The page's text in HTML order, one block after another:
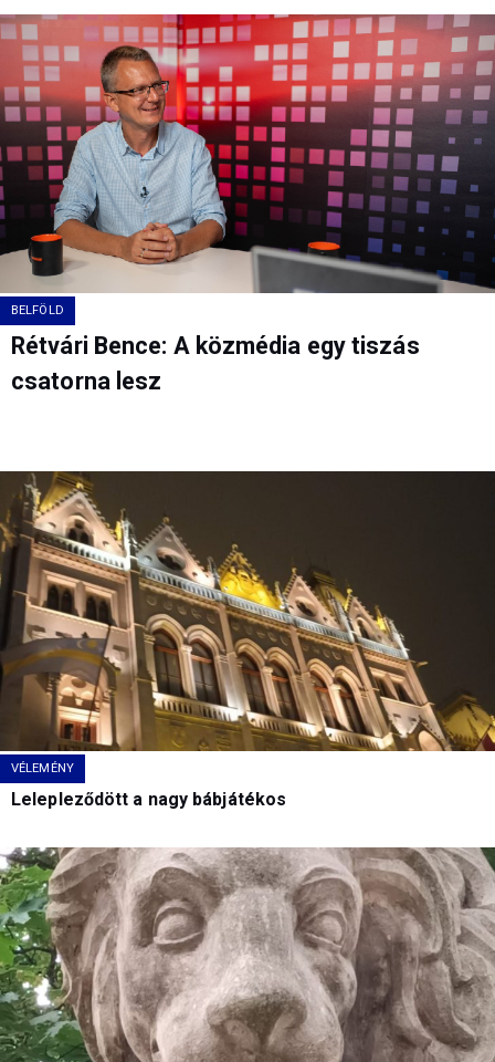
BELFÖLD
Rétvári Bence: A közmédia egy tiszás
csatorna lesz
VÉLEMÉNY
Lelepleződött a nagy bábjátékos